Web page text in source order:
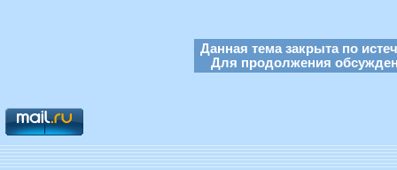
Данная тема закрыта по
Для продолжения